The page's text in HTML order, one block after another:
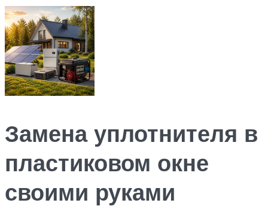
Замена уплотнителя в
пластиковом окне
своими руками